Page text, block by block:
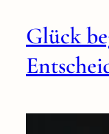
Glück